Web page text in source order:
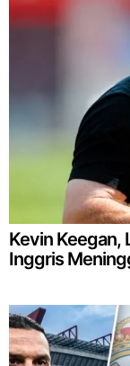
Kevin Keegan,
Inggris